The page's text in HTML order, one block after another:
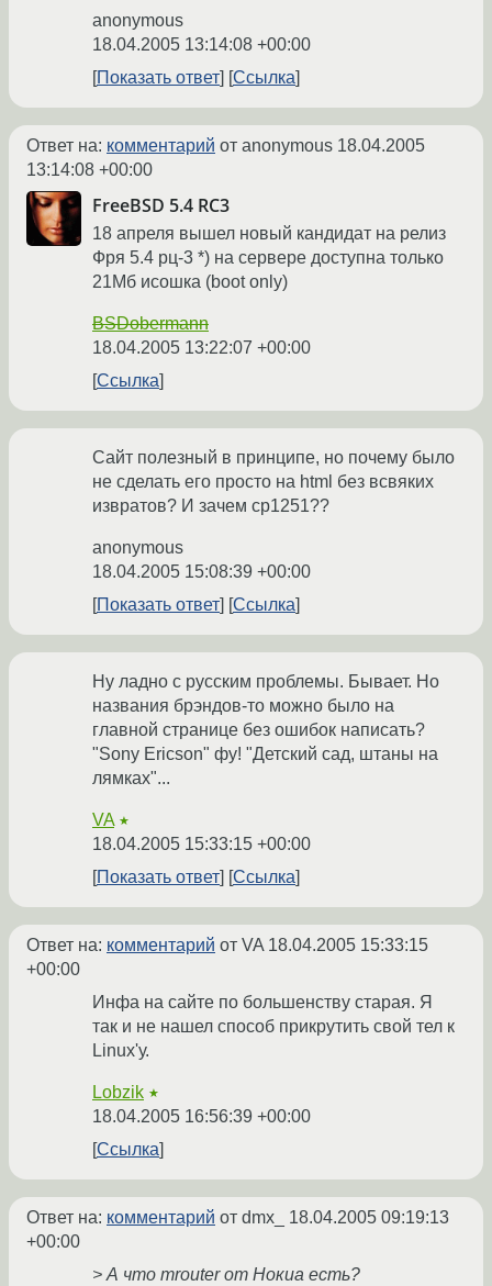
anonymous
18.04.2005 13:14:08 +00:00
Показать ответ
Ссылка
Ответ на: комментарий от anonymous 18.04.2005
13:14:08 +00:00
FreeBSD 5.4 RC3
18 апреля вышел новый кандидат на релиз
Фря 5.4 рц-3 *) на сервере доступна только
21Мб исошка (boot only)
BSDobermann
18.04.2005 13:22:07 +00:00
Ссылка
Сайт полезный в принципе, но почему было
не сделать его просто на html без всвяких
извратов? И зачем cp1251??
anonymous
18.04.2005 15:08:39 +00:00
Показать ответ
Ссылка
Ну ладно с русским проблемы. Бывает. Но
названия брэндов-то можно было на
главной странице без ошибок написать?
"Sony Ericson" фу! "Детский сад, штаны на
лямках"...
VA ★
18.04.2005 15:33:15 +00:00
Показать ответ
Ссылка
Ответ на: комментарий от VA 18.04.2005 15:33:15
+00:00
Инфа на сайте по большенству старая. Я
так и не нашел способ прикрутить свой тел к
Linux'у.
Lobzik ★
18.04.2005 16:56:39 +00:00
Ссылка
Ответ на: комментарий от dmx_ 18.04.2005 09:19:13
+00:00
> А что mrouter от Нокиа есть?